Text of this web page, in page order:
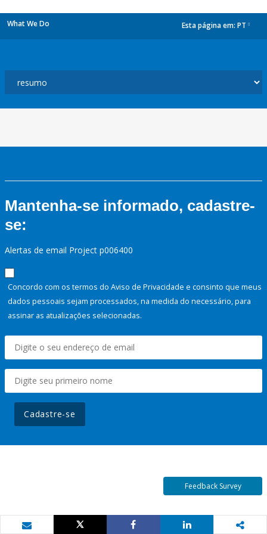
What We Do Esta página em: PT
Mantenha-se informado, cadastre-
se:
Alertas de email Project p006400
Concordo com os termos do Aviso de Privacidade e consinto que meus
dados pessoais sejam processados, na medida do necessário, para
assinar as atualizações selecionadas.
Cadastre-se
Feedback Survey